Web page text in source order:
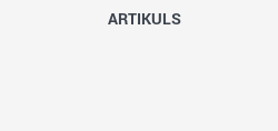
ARTIKULS